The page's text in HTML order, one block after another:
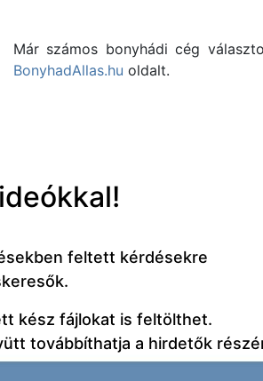
Már számos bonyhádi cég
BonyhadAllas.hu oldalt.
feltett kérdésekre
kész fájlokat is feltölthet.
továbbíthatja a hirdetők